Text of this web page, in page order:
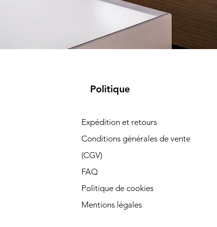
Politique
Expédition et retours
Conditions générales de vente
(CGV)
FAQ
Politique de cookies
Mentions légales